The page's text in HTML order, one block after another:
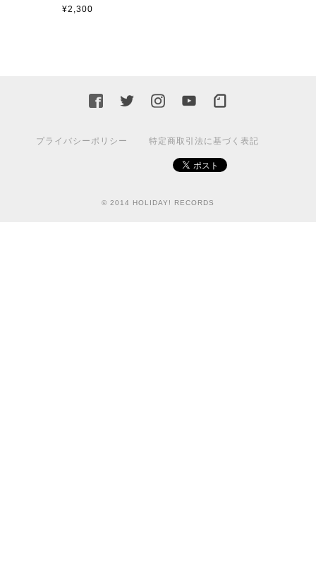
¥2,300
プライバシーポリシー 特定商取引法に基づく表記
© 2014 HOLIDAY! RECORDS